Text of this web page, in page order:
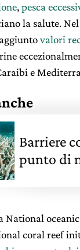
,pesca
la salute.
valori
e
Barriere
punto di
National
coral reef